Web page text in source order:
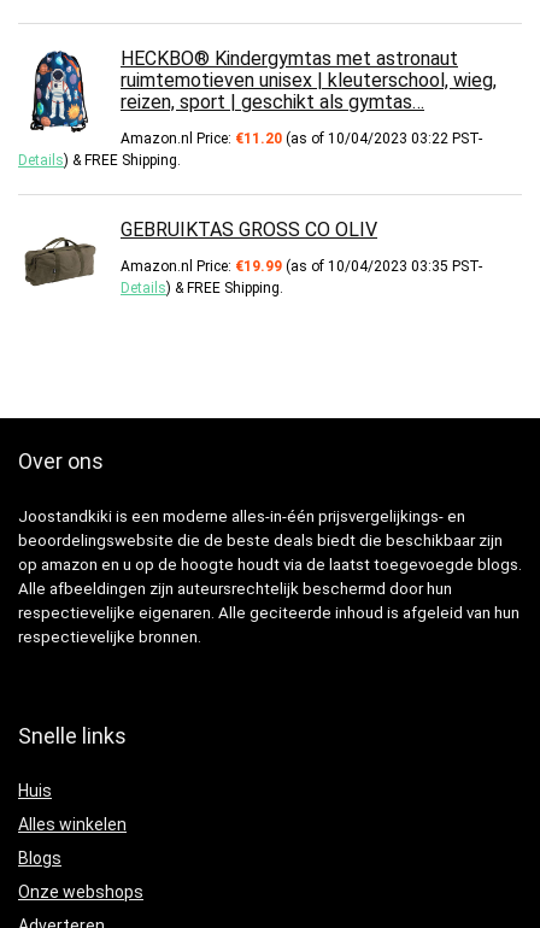
HECKBO® Kindergymtas met astronaut
ruimtemotieven unisex | kleuterschool, wieg,
reizen, sport | geschikt als gymtas…
Amazon.nl Price: €11.20 (as of 10/04/2023 03:22 PST-
Details) & FREE Shipping.
GEBRUIKTAS GROSS CO OLIV
Amazon.nl Price: €19.99 (as of 10/04/2023 03:35 PST-
Details) & FREE Shipping.
Over ons
Joostandkiki is een moderne alles-in-één prijsvergelijkings- en
beoordelingswebsite die de beste deals biedt die beschikbaar zijn
op amazon en u op de hoogte houdt via de laatst toegevoegde blogs.
Alle afbeeldingen zijn auteursrechtelijk beschermd door hun
respectievelijke eigenaren. Alle geciteerde inhoud is afgeleid van hun
respectievelijke bronnen.
Snelle links
Huis
Alles winkelen
Blogs
Onze webshops